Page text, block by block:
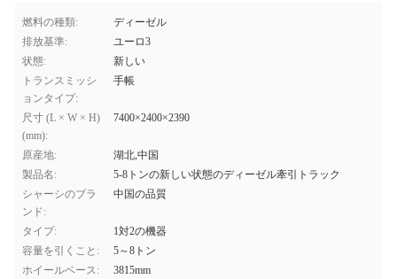
燃料の種類:
ディーゼル
排放基準:
ユーロ3
状態:
新しい
トランスミッシ
ョンタイプ:
手帳
尺寸 (L × W × H)
(mm):
7400×2400×2390
原産地:
湖北,中国
製品名:
5-8トンの新しい状態のディーゼル牽引トラック
シャーシのブラ
ンド:
中国の品質
タイプ:
1対2の機器
容量を引くこと:
5～8トン
ホイールベース:
3815mm